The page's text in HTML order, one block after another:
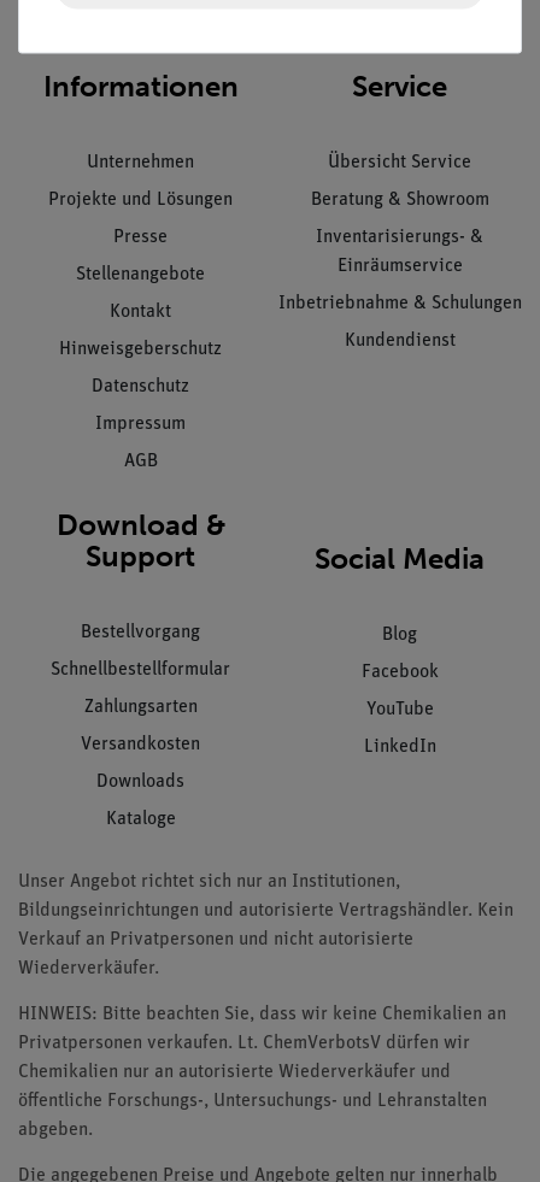
Informationen
Unternehmen
Projekte und Lösungen
Presse
Stellenangebote
Kontakt
Hinweisgeberschutz
Datenschutz
Impressum
AGB
Service
Übersicht Service
Beratung & Showroom
Inventarisierungs- &
Einräumservice
Inbetriebnahme & Schulungen
Kundendienst
Download &
Support
Bestellvorgang
Schnellbestellformular
Zahlungsarten
Versandkosten
Downloads
Kataloge
Social Media
Blog
Facebook
YouTube
LinkedIn
Unser Angebot richtet sich nur an Institutionen,
Bildungseinrichtungen und autorisierte Vertragshändler. Kein
Verkauf an Privatpersonen und nicht autorisierte
Wiederverkäufer.
HINWEIS: Bitte beachten Sie, dass wir keine Chemikalien an
Privatpersonen verkaufen. Lt. ChemVerbotsV dürfen wir
Chemikalien nur an autorisierte Wiederverkäufer und
öffentliche Forschungs-, Untersuchungs- und Lehranstalten
abgeben.
Die angegebenen Preise und Angebote gelten nur innerhalb